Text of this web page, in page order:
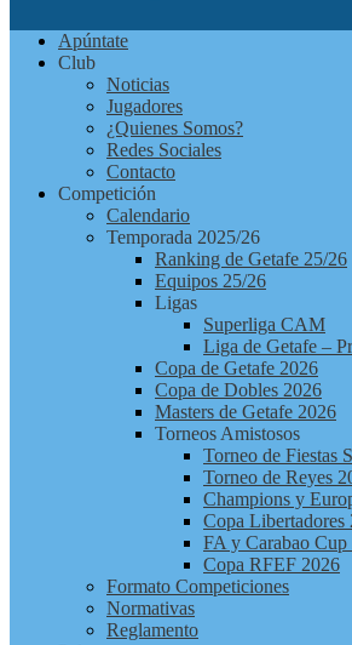
Apúntate
Club
Noticias
Jugadores
¿Quienes Somos?
Redes Sociales
Contacto
Competición
Calendario
Temporada 2025/26
Ranking de Getafe 25/26
Equipos 25/26
Ligas
Superliga CAM
Liga de Getafe –
Copa de Getafe 2026
Copa de Dobles 2026
Masters de Getafe 2026
Torneos Amistosos
Torneo de Fiestas
Torneo de Reyes
Champions y
Copa Libertadores
FA y Carabao Cup
Copa RFEF 2026
Formato Competiciones
Normativas
Reglamento